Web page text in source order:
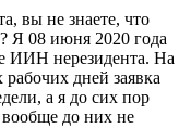
вы не знаете, что
Я 08 июня 2020 года
ИИН нерезидента. На
дней заявка
а я до сих пор
вообще до них не